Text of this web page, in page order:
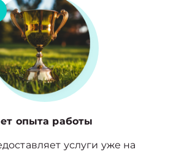
опыта работы
услуги уже на